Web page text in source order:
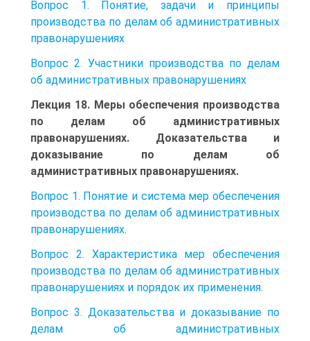
Вопрос 1. Понятие, задачи и принципы
производства по делам об административных
правонарушениях
Вопрос 2. Участники производства по делам
об административных правонарушениях
Лекция 18. Меры обеспечения производства
по делам об административных
правонарушениях. Доказательства и
доказывание по делам об
административных правонарушениях.
Вопрос 1. Понятие и система мер обеспечения
производства по делам об административных
правонарушениях.
Вопрос 2. Характеристика мер обеспечения
производства по делам об административных
правонарушениях и порядок их применения.
Вопрос 3. Доказательства и доказывание по
делам об административных